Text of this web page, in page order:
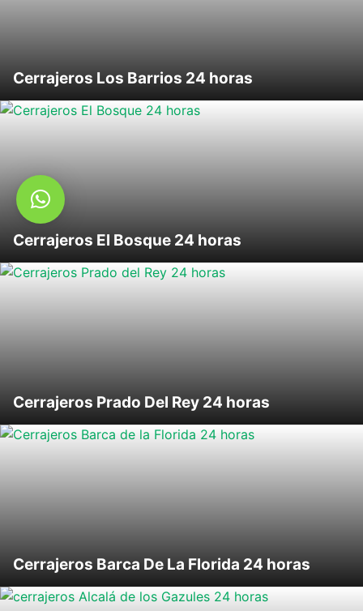
Cerrajeros Los Barrios 24 horas
Cerrajeros El Bosque 24 horas
Cerrajeros Prado Del Rey 24 horas
Cerrajeros Barca De La Florida 24 horas